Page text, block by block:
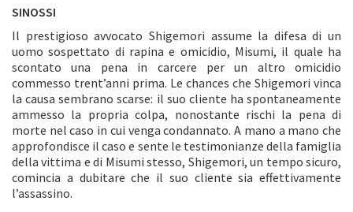
SINOSSI
Il prestigioso avvocato Shigemori assume la difesa di un
uomo sospettato di rapina e omicidio, Misumi, il quale ha
scontato una pena in carcere per un altro omicidio
commesso trent’anni prima. Le chances che Shigemori vinca
la causa sembrano scarse: il suo cliente ha spontaneamente
ammesso la propria colpa, nonostante rischi la pena di
morte nel caso in cui venga condannato. A mano a mano che
approfondisce il caso e sente le testimonianze della famiglia
della vittima e di Misumi stesso, Shigemori, un tempo sicuro,
comincia a dubitare che il suo cliente sia effettivamente
l’assassino.